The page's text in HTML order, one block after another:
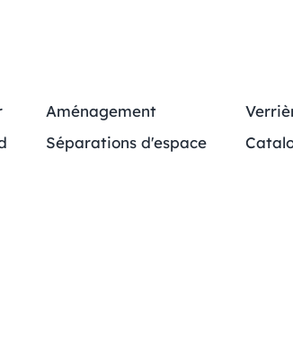
Aménagement
Séparations d'espace